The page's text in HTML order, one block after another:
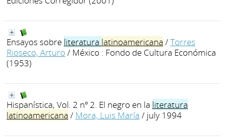
Ensayos sobre literatura latinoamericana /Torres
Rioseco, Arturo / México : Fondo de Cultura Económica
(1953)
Hispanística, Vol. 2 nº 2. El negro en la literatura
latinoamericana / Mora, Luis María / july 1994